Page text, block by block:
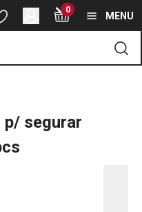
p/ segurar toalhas
principal
0
MENU
p/ segurar